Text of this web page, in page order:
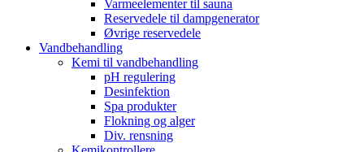
Varmeelementer til sauna
Reservedele til dampgenerator
Øvrige reservedele
Vandbehandling
Kemi til vandbehandling
pH regulering
Desinfektion
Spa produkter
Flokning og alger
Div. rensning